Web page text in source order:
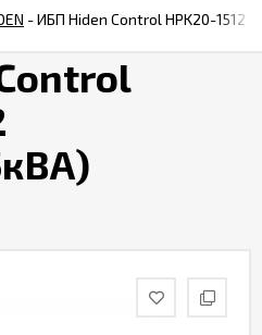
-ИБП Hiden Control HPK20-1512